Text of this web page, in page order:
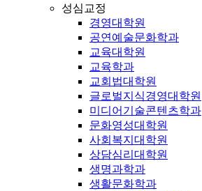
성심교정
경영대학원
공연예술문화학과
교육대학원
교육학과
교회법대학원
글로벌지식경영대학원
미디어기술콘텐츠학과
문화영성대학원
사회복지대학원
상담심리대학원
생명과학과
생활문화학과